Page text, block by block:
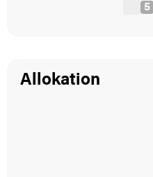
5
Allokation